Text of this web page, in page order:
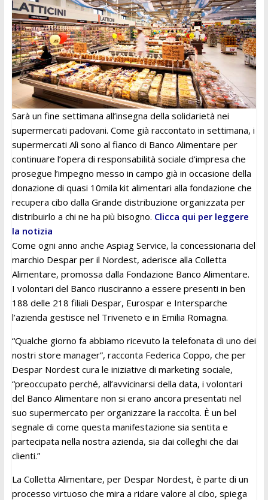
Sarà un fine settimana all’insegna della solidarietà nei
supermercati padovani. Come già raccontato in settimana, i
supermercati Alì sono al fianco di Banco Alimentare per
continuare l’opera di responsabilità sociale d’impresa che
prosegue l’impegno messo in campo già in occasione della
donazione di quasi 10mila kit alimentari alla fondazione che
recupera cibo dalla Grande distribuzione organizzata per
distribuirlo a chi ne ha più bisogno. Clicca qui per leggere
la notizia
Come ogni anno anche Aspiag Service, la concessionaria del
marchio Despar per il Nordest, aderisce alla Colletta
Alimentare, promossa dalla Fondazione Banco Alimentare.
I volontari del Banco riusciranno a essere presenti in ben
188 delle 218 filiali Despar, Eurospar e Intersparche
l’azienda gestisce nel Triveneto e in Emilia Romagna.
“Qualche giorno fa abbiamo ricevuto la telefonata di uno dei
nostri store manager”, racconta Federica Coppo, che per
Despar Nordest cura le iniziative di marketing sociale,
“preoccupato perché, all’avvicinarsi della data, i volontari
del Banco Alimentare non si erano ancora presentati nel
suo supermercato per organizzare la raccolta. È un bel
segnale di come questa manifestazione sia sentita e
partecipata nella nostra azienda, sia dai colleghi che dai
clienti.”
La Colletta Alimentare, per Despar Nordest, è parte di un
processo virtuoso che mira a ridare valore al cibo, spiega